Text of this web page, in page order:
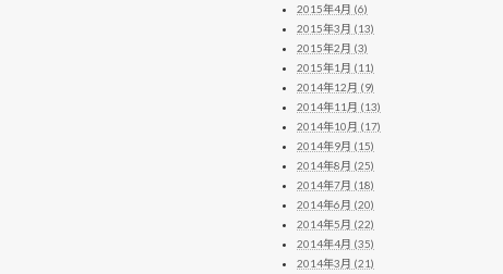
2015年4月 (6)
2015年3月 (13)
2015年2月 (3)
2015年1月 (11)
2014年12月 (9)
2014年11月 (13)
2014年10月 (17)
2014年9月 (15)
2014年8月 (25)
2014年7月 (18)
2014年6月 (20)
2014年5月 (22)
2014年4月 (35)
2014年3月 (21)